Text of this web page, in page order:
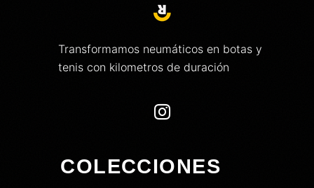
Transformamos neumáticos en botas y
tenis con kilometros de duración

COLECCIONES